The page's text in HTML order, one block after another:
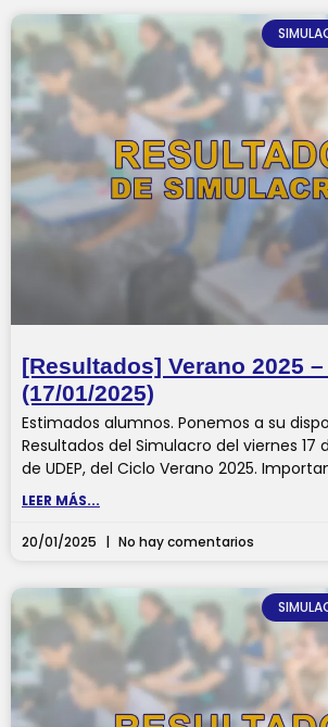
[Resultados] Verano 2025 –
(17/01/2025)
Estimados alumnos. Ponemos a su
Resultados del Simulacro del viernes 17
de UDEP, del Ciclo Verano 2025.
LEER MÁS...
20/01/2025 No hay comentarios